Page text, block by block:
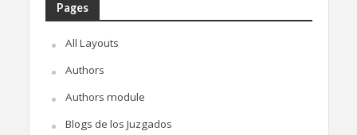
Pages
All Layouts
Authors
Authors module
Blogs de los Juzgados